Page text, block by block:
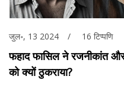
जुल॰, 13 2024 16 टिप्पणि
फहाद फासिल ने रजनीकांत
को क्यों ठुकराया?